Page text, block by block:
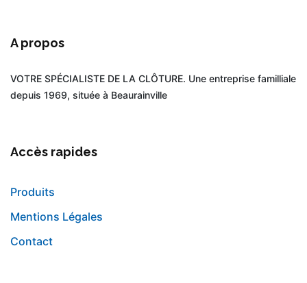
A propos
VOTRE SPÉCIALISTE DE LA CLÔTURE. Une entreprise familliale
depuis 1969, située à Beaurainville
Accès rapides
Produits
Mentions Légales
Contact